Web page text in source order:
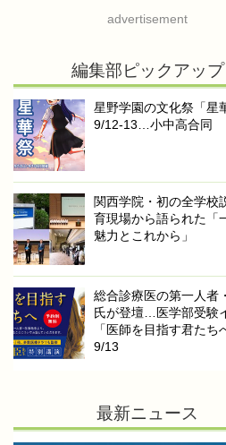
advertisement
編集部ピックアップ
星野学園の文化祭「星
9/12-13…小中高合同
関西学院・初の全学校
育現場から語られた「
魅力とこれから」
総合診療医の第一人者
氏が登壇…医学部受験
「医師を目指す君たち
9/13
最新ニュース